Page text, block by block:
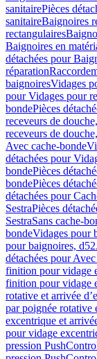
sanitairePièces
sanitaireBaignoires
rectangulaires
Baignoires en
détachées pour
réparation
baignoiresVidages
pour Vidages pour
bondePièces
receveurs de
receveurs de
Avec cache-bonde
détachées pour
bondePièces
bondePièces
détachées pour
SestraPièces
SestraSans cache-
bondeVidages pour
pour baignoires, d52
détachées pour
finition pour vidage
finition pour vidage
rotative et arrivée
par poignée rotative
excentrique et
pour vidage
pression